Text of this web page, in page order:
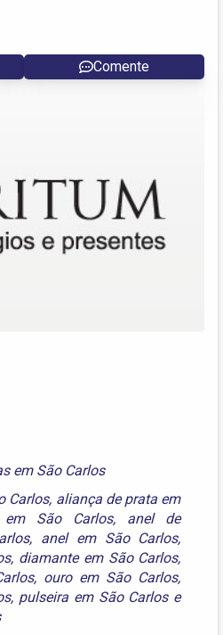
Comente
em São Carlos
Carlos, aliança de prata em
em São Carlos, anel de
, anel em São Carlos,
, diamante em São Carlos,
, ouro em São Carlos,
, pulseira em São Carlose